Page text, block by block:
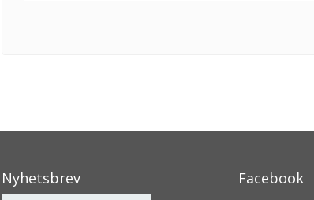
Nyhetsbrev
Facebook